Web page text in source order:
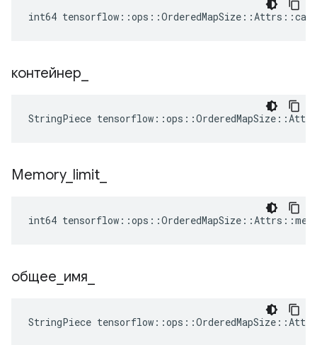
int64
контейнер
StringPiece
Memory_ limit
int64
общее имя
StringPiece